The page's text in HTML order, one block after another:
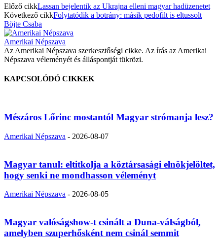
Előző cikkLassan bejelentik az Ukrajna elleni magyar hadüzenetet
Következő cikkFolytatódik a botrány: másik pedofilt is eltussolt
Böjte Csaba
Amerikai Népszava
Az Amerikai Népszava szerkesztőségi cikke. Az írás az Amerikai
Népszava véleményét és álláspontját tükrözi.
KAPCSOLÓDÓ CIKKEK
Mészáros Lőrinc mostantól Magyar strómanja lesz?
Amerikai Népszava - 2026-08-07
Magyar tanul: eltitkolja a köztársasági elnökjelöltet,
hogy senki ne mondhasson véleményt
Amerikai Népszava - 2026-08-05
Magyar valóságshow-t csinált a Duna-válságból,
amelyben szuperhősként nem csinál semmit